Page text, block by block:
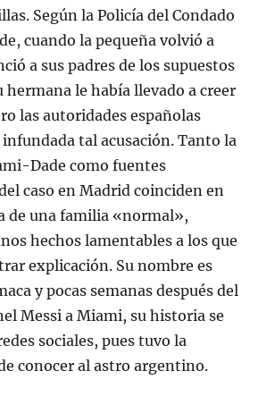
Según la Policía del Condado
cuando la pequeña volvió a
a sus padres de los supuestos
hermana le había llevado a creer
las autoridades españolas
tal acusación. Tanto la
Dade como fuentes
caso en Madrid coinciden en
de una familia «normal»,
hechos lamentables a los que
explicación. Su nombre es
y pocas semanas después del
Messi a Miami, su historia se
sociales, pues tuvo la
conocer al astro argentino.